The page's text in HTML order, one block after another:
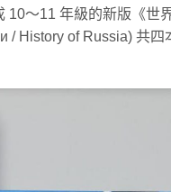
～11 年級的新版《世
/ History of Russia) 共